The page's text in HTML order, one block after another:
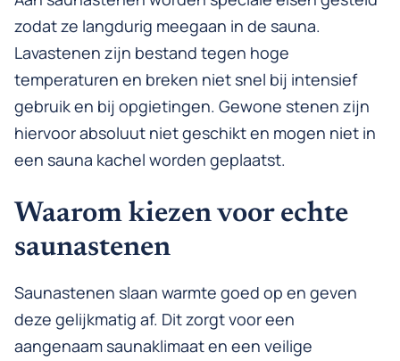
zodat ze langdurig meegaan in de sauna.
Lavastenen zijn bestand tegen hoge
temperaturen en breken niet snel bij intensief
gebruik en bij opgietingen. Gewone stenen zijn
hiervoor absoluut niet geschikt en mogen niet in
een sauna kachel worden geplaatst.
Waarom kiezen voor echte
saunastenen
Saunastenen slaan warmte goed op en geven
deze gelijkmatig af. Dit zorgt voor een
aangenaam saunaklimaat en een veilige